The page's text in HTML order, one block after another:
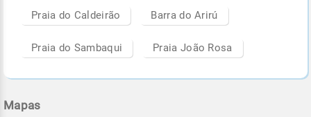
Praia do Caldeirão Barra do Arirú
Praia do Sambaqui Praia João Rosa
Mapas